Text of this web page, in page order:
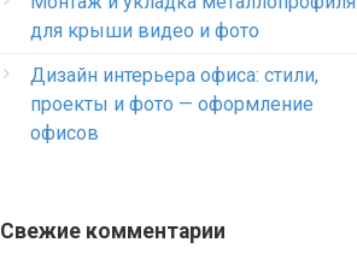
для крыши видео и фото
Дизайн интерьера офиса: стили,
проекты и фото — оформление
офисов
Свежие комментарии